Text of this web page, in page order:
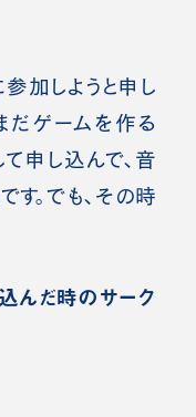
加しようと申し
だゲームを作る
申し込んで、音
す。でも、その時
んだ時のサーク